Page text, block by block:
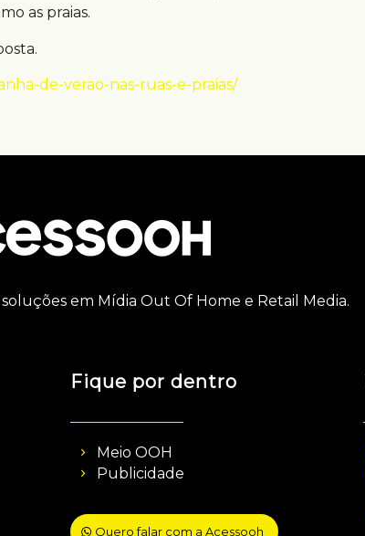
as praias.
de-verao-nas-ruas-e-praias/
em Mídia Out Of Home e Retail Media.
Fique por dentro
Meio OOH
Publicidade
Quero falar com a Acessooh